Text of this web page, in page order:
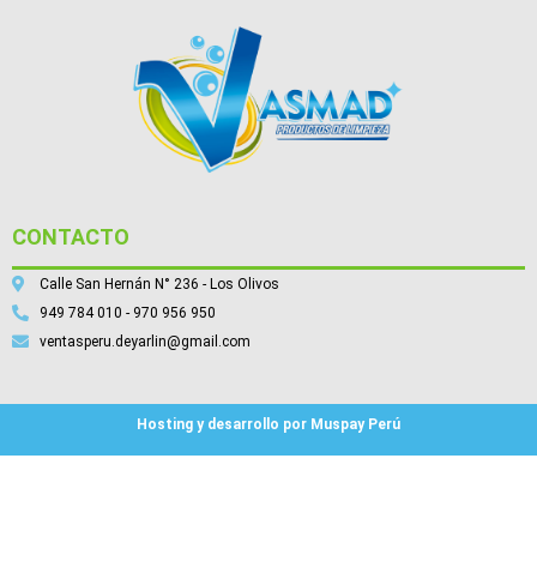
CONTACTO
Calle San Hernán N° 236 - Los Olivos
949 784 010 - 970 956 950
ventasperu.deyarlin@gmail.com
Hosting y desarrollo por Muspay Perú